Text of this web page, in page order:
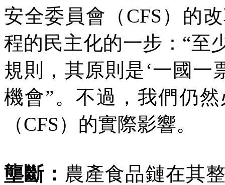
安全委員會（ CFS ）的
程的民主化的一步：“至
規則，其原則是‘一國一
機會”。不過，我們仍
（CFS）的實際影響。
壟斷： 農產食品鏈在其